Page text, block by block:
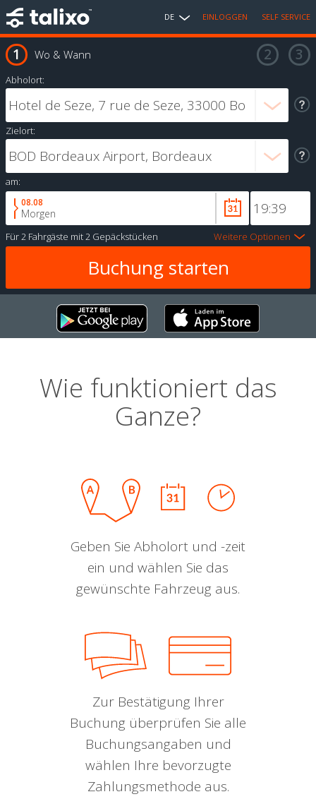
DE EINLOGGEN SELF SERVICE
Wo & Wann
Abholort:
Zielort:
am:
08.08
Morgen
Für2 Fahrgäste mit2 Gepäckstücken Weitere Optionen
Wie funktioniert das
Ganze?
Geben Sie Abholort und -zeit
ein und wählen Sie das
gewünschte Fahrzeug aus.
Zur Bestätigung Ihrer
Buchung überprüfen Sie alle
Buchungsangaben und
wählen Ihre bevorzugte
Zahlungsmethode aus.